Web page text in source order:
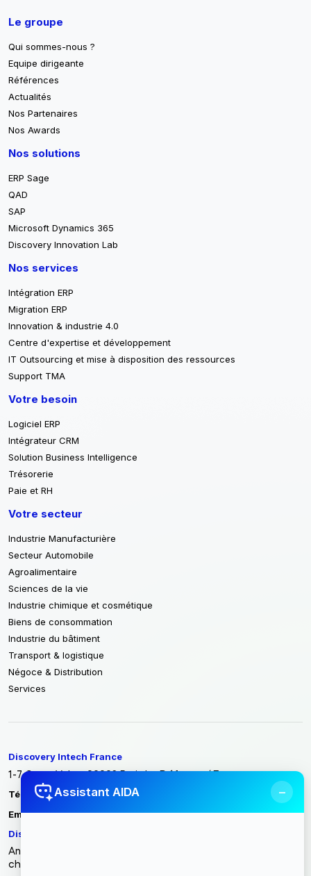
Assistant AIDA −
Le groupe
Qui sommes-nous ?
Equipe dirigeante
Références
Actualités
Nos Partenaires
Nos Awards
Nos solutions
ERP Sage
QAD
SAP
Microsoft Dynamics 365
Discovery Innovation Lab
Nos services
Intégration ERP
Migration ERP
Innovation & industrie 4.0
Centre d'expertise et développement
IT Outsourcing et mise à disposition des ressources
Support TMA
Votre besoin
Logiciel ERP
Intégrateur CRM
Solution Business Intelligence
Trésorerie
Paie et RH
Votre secteur
Industrie Manufacturière
Secteur Automobile
Agroalimentaire
Sciences de la vie
Industrie chimique et cosmétique
Biens de consommation
Industrie du bâtiment
Transport & logistique
Négoce & Distribution
Services
Discovery Intech France
1-7 Cours Valmy 92923 Paris La Défense / France
Tél : +33 1 86 70 86 40
Email : contact@discoveryintech.com
Discovery Intech Tunisie
Angle rue du métal, rue des entrepreneurs zone industrielle
charguia II Carthage - Tunisie 2035 Tunis